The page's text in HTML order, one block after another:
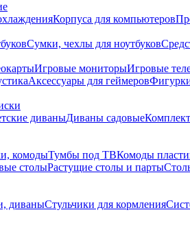
Корпуса для компьютеров
Сумки, чехлы для ноутбуков
Игровые мониторыИгровые
Аксессуары для геймеров
диваныДиваны садовые
комодыТумбы под ТВКомоды
столыРастущие столы и парты
диваныСтульчики для кормления